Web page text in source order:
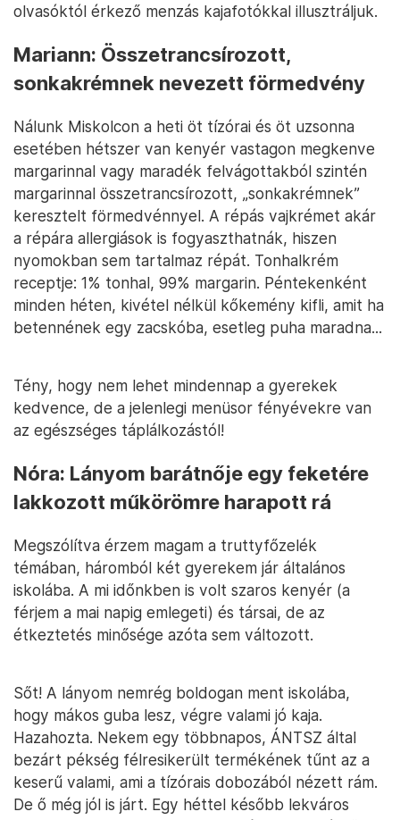
olvasóktól érkező menzás kajafotókkal illusztráljuk.
Mariann: Összetrancsírozott,
sonkakrémnek nevezett förmedvény
Nálunk Miskolcon a heti öt tízórai és öt uzsonna
esetében hétszer van kenyér vastagon megkenve
margarinnal vagy maradék felvágottakból szintén
margarinnal összetrancsírozott, „sonkakrémnek”
keresztelt förmedvénnyel. A répás vajkrémet akár
a répára allergiások is fogyaszthatnák, hiszen
nyomokban sem tartalmaz répát. Tonhalkrém
receptje: 1% tonhal, 99% margarin. Péntekenként
minden héten, kivétel nélkül kőkemény kifli, amit ha
betennének egy zacskóba, esetleg puha maradna...
Tény, hogy nem lehet mindennap a gyerekek
kedvence, de a jelenlegi menüsor fényévekre van
az egészséges táplálkozástól!
Nóra: Lányom barátnője egy feketére
lakkozott műkörömre harapott rá
Megszólítva érzem magam a truttyfőzelék
témában, háromból két gyerekem jár általános
iskolába. A mi időnkben is volt szaros kenyér (a
férjem a mai napig emlegeti) és társai, de az
étkeztetés minősége azóta sem változott.
Sőt! A lányom nemrég boldogan ment iskolába,
hogy mákos guba lesz, végre valami jó kaja.
Hazahozta. Nekem egy többnapos, ÁNTSZ által
bezárt pékség félresikerült termékének tűnt az a
keserű valami, ami a tízórais dobozából nézett rám.
De ő még jól is járt. Egy héttel később lekváros